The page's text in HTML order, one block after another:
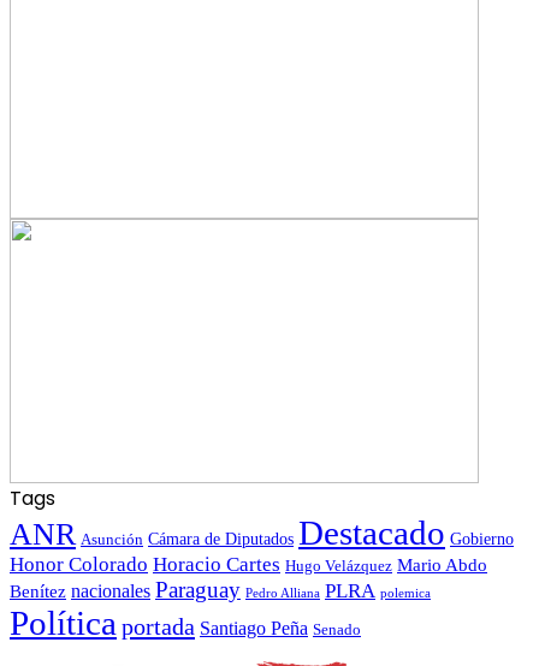
Tags
ANR Asunción Cámara de Diputados Destacado Gobierno
Honor Colorado Horacio Cartes Hugo Velázquez Mario Abdo
Benítez nacionales Paraguay Pedro Alliana PLRA polemica
Política portada Santiago Peña Senado